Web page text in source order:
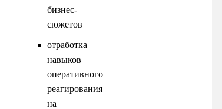
бизнес-
сюжетов
отработка
навыков
оперативного
реагирования
на